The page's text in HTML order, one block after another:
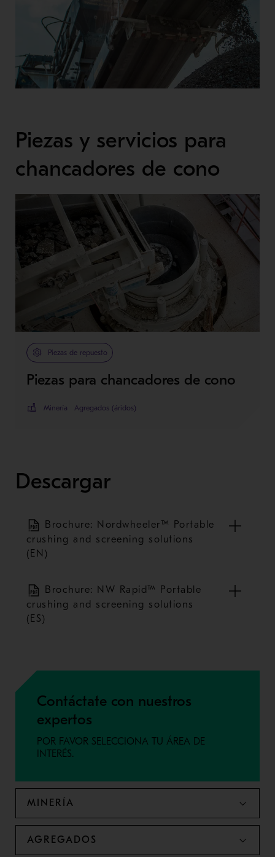
Piezas y servicios para
chancadores de cono
Piezas de repuesto
Piezas para chancadores de cono
Minería Agregados (áridos)
Descargar
Brochure: Nordwheeler™ Portable
crushing and screening solutions
(EN)
Brochure: NW Rapid™ Portable
crushing and screening solutions
(ES)
Contáctate con nuestros
expertos
POR FAVOR SELECCIONA TU ÁREA DE
INTERÉS.
MINERÍA
AGREGADOS